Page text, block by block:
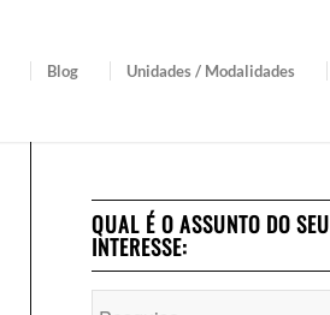
Blog Unidades / Modalidades
QUAL É O ASSUNTO DO SEU
INTERESSE: